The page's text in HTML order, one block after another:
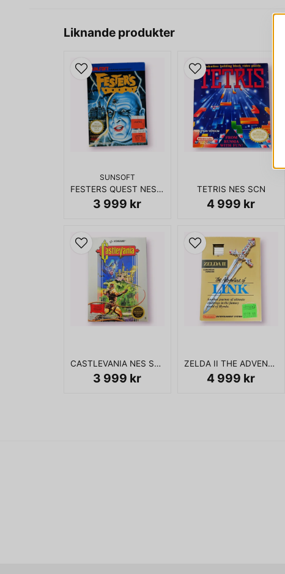
Liknande produkter
SUNSOFT
FESTERS QUEST NES SCN
3 999 kr
TETRIS NES SCN
4 999 kr
CASTLEVANIA NES SCN
3 999 kr
ZELDA II THE ADVENTURE OF LINK BIGBOX NES SCN
4 999 kr